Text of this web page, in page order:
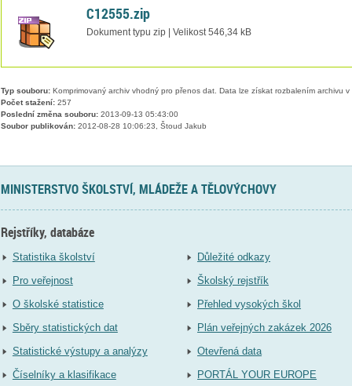
C12555.zip
Dokument typu zip | Velikost 546,34 kB
Typ souboru:Komprimovaný archiv vhodný pro přenos dat. Data lze získat rozbalením archivu
Počet stažení:257
Poslední změna souboru:2013-09-13 05:43:00
Soubor publikován:2012-08-28 10:06:23, Štoud Jakub
MINISTERSTVO ŠKOLSTVÍ, MLÁDEŽE A TĚLOVÝCHOVY
Rejstříky, databáze
Statistika školství
Pro veřejnost
O školské statistice
Sběry statistických dat
Statistické výstupy a analýzy
Číselníky a klasifikace
Důležité odkazy
Školský rejstřík
Přehled vysokých škol
Plán veřejných zakázek 2026
Otevřená data
PORTÁL YOUR EUROPE